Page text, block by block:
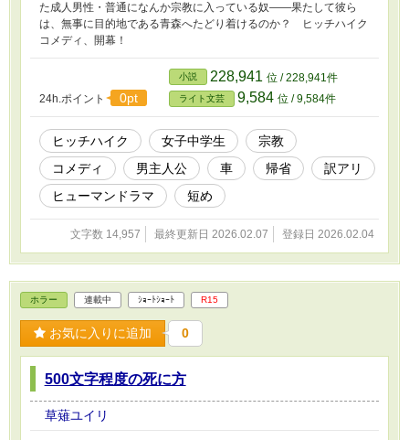
た成人男性・普通になんか宗教に入っている奴――果たして彼ら
は、無事に目的地である青森へたどり着けるのか？ ヒッチハイク
コメディ、開幕！
24h.ポイント 0pt
小説 228,941 位 / 228,941件
ライト文芸 9,584 位 / 9,584件
ヒッチハイク 女子中学生
宗教
コメディ
男主人公 車 帰省
訳アリ
ヒューマンドラマ
短め
文字数 14,957 最終更新日 2026.02.07 登録日 2026.02.04
ホラー 連載中 ｼｮｰﾄｼｮｰﾄ R15
お気に入りに追加 0
500文字程度の死に方
草薙ユイリ